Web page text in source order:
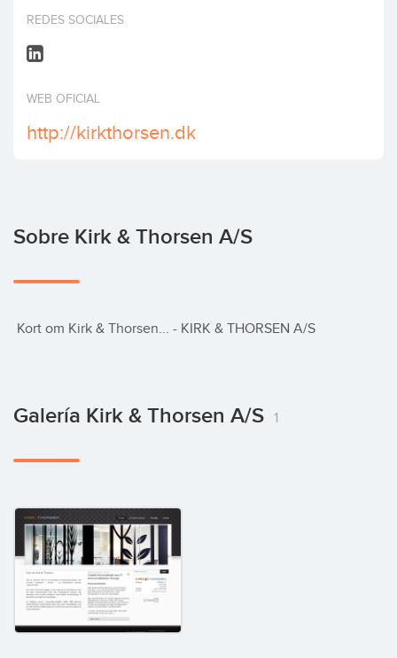
Invertir
REDES SOCIALES
WEB OFICIAL
http://kirkthorsen.dk
Sobre Kirk & Thorsen A/S
Kort om Kirk & Thorsen... - KIRK & THORSEN A/S
Galería Kirk & Thorsen A/S 1